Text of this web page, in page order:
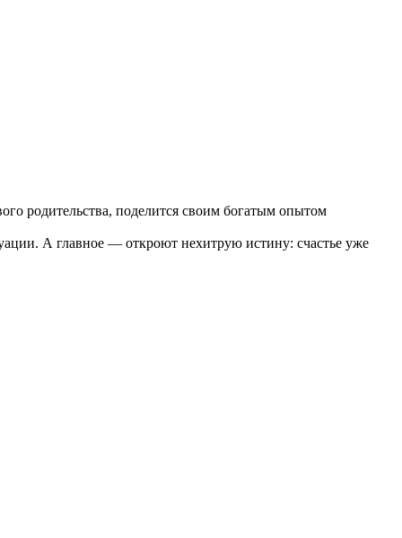
родительства, поделится своим богатым опытом
А главное — откроют нехитрую истину: счастье уже